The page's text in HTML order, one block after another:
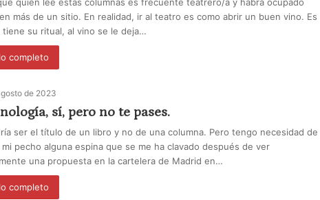
más de un sitio. En realidad, ir al teatro es como abrir un buen vino. Es
tiene su ritual, al vino se le deja…
completo
de 2023
sí, pero no te pases.
ser el título de un libro y no de una columna. Pero tengo necesidad de
mi pecho alguna espina que se me ha clavado después de ver
una propuesta en la cartelera de Madrid en…
completo